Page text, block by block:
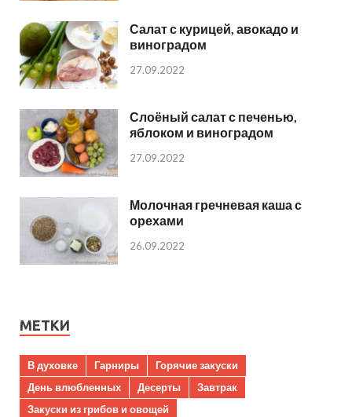
Салат с курицей, авокадо и
виноградом
27.09.2022
Слоёный салат с печенью,
яблоком и виноградом
27.09.2022
Молочная гречневая каша с
орехами
26.09.2022
МЕТКИ
В духовке Гарниры
Горячие закуски
День влюбленных
Десерты
Завтрак
Закуски из грибов и овощей